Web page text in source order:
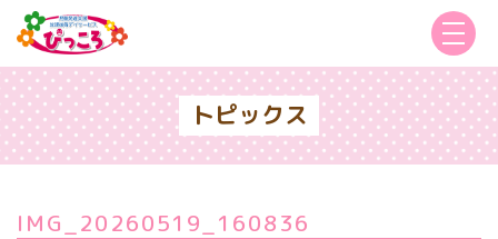
トピックス
IMG_20260519_160836